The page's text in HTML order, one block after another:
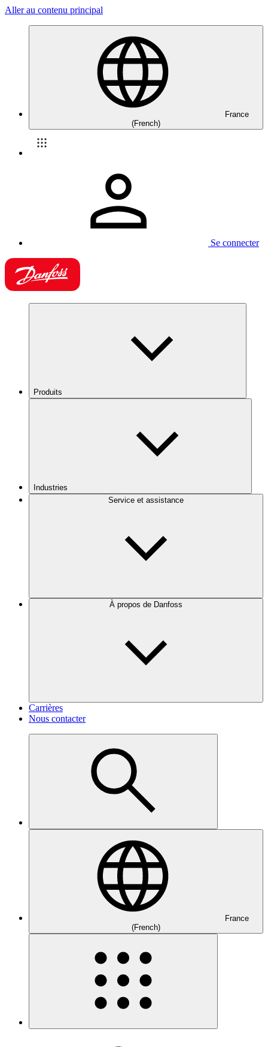
Aller au contenu principal
France
(French)
Se connecter
Produits
Industries
Service et assistance
À propos de Danfoss
Carrières
Nous contacter
France
(French)